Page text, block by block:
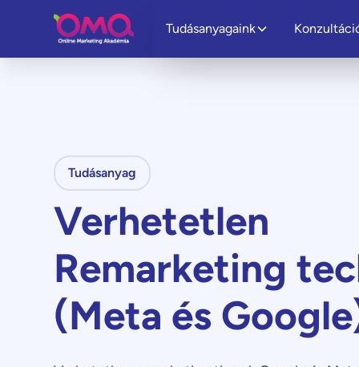
Tudásanyagaink
Tudásanyag
Verhetetlen
Remarketing
(Meta és